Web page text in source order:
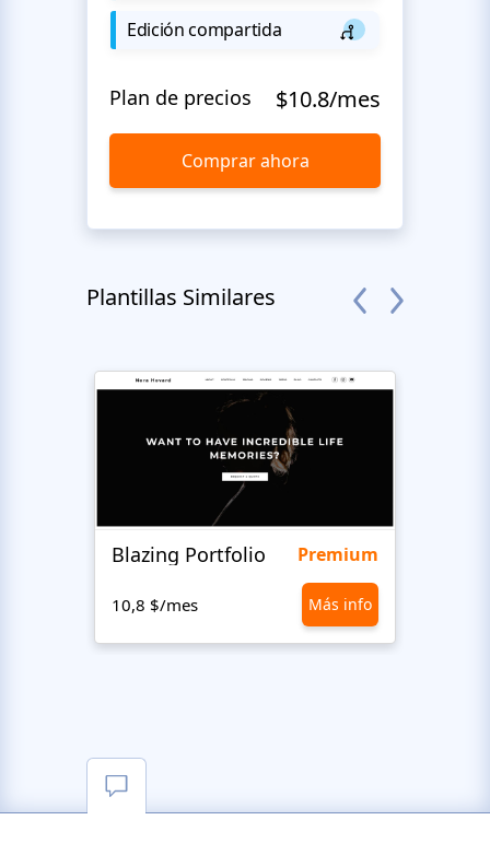
Edición compartida
Plan de precios $10.8/mes
Comprar ahora
Plantillas Similares
Blazing Portfolio Premium
10,8 $/mes Más info